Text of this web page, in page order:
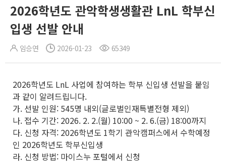
2026학년도 관악학생생활관 LnL 학부신
입생 선발 안내
임승연 2026-01-23 65349
2026학년도 LnL 사업에 참여하는 학부 신입생 선발을 붙임
과 같이 알려드립니다.
가. 선발 인원: 545명 내외(글로벌인재특별전형 제외)
나. 접수 기간: 2026. 2. 2.(월) 10:00 ~ 2. 6.(금) 18:00까지
다. 신청 자격: 2026학년도 1학기 관악캠퍼스에서 수학예정
인 2026학년도 학부신입생
라. 신청 방법: 마이스누 포털에서 신청